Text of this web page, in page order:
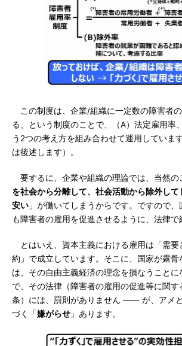
この制度は、企業/組織に一定数の障害者
る、という制度のことで、（A）法定雇用率
う2つの考え方を組み合わせて運用していま
は後述します）。
要するに、企業や組織の理論では、当然の
を社会から分離して、社会活動から除外し
安い 」が働いてしまうからです。ですので
も障害者の雇用を促進させるように、法律で
とはいえ、資本主義における雇用は「需要
約」で成立しています。そこに、国家が露骨
は、その自由主義経済の理念を損なうこと
で、その法律（障害者の雇用の促進等に関
条）には、罰則がありません ―― が、アメ
づく「嫌がらせ 」あります。